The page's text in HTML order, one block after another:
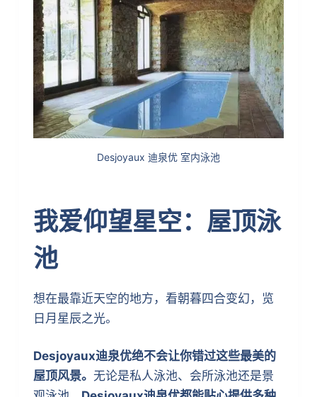
Desjoyaux 迪泉优 室内泳池
我爱仰望星空：屋顶泳
池
想在最靠近天空的地方，看朝暮四合变幻，览
日月星辰之光。
Desjoyaux迪泉优绝不会让你错过这些最美的
屋顶风景。 无论是私人泳池、会所泳池还是景